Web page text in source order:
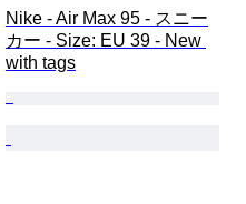
Nike - Air Max 95 - スニー
カー - Size: EU 39 - New
with tags